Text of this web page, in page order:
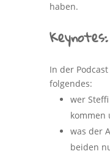
haben.
Keynotes:
In der
folgendes:
wer
kommen
was der
beiden